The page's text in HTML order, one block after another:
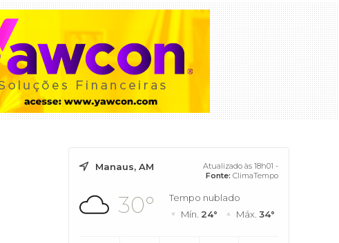
Manaus, AM
Atualizado às 18h01 -
Fonte: ClimaTempo
30°
Tempo nublado
Mín. 24° Máx. 34°